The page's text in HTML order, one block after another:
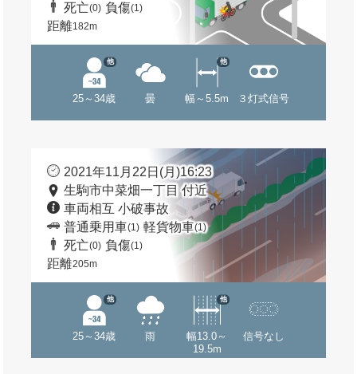
死亡(0) 負傷(1)
距離182m
25～34歳
他
曇 幅～5.5m
他
３灯式信号
2021年11月22日(月)16:23
生駒市中菜畑一丁目 付近
車両相互 小破事故
普通乗用車(1) 軽貨物車(1)
死亡(0) 負傷(1)
距離205m
25～34歳
他
雨
幅13.0～
19.5m
他
信号なし